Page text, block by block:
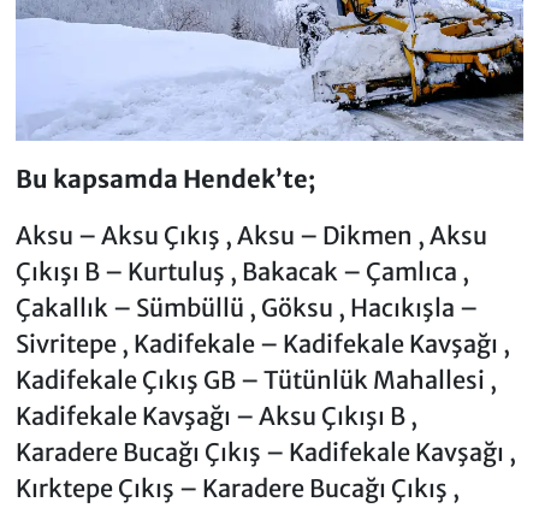
Bu kapsamda Hendek’te;
Aksu – Aksu Çıkış , Aksu – Dikmen , Aksu
Çıkışı B – Kurtuluş , Bakacak – Çamlıca ,
Çakallık – Sümbüllü , Göksu , Hacıkışla –
Sivritepe , Kadifekale – Kadifekale Kavşağı ,
Kadifekale Çıkış GB – Tütünlük Mahallesi ,
Kadifekale Kavşağı – Aksu Çıkışı B ,
Karadere Bucağı Çıkış – Kadifekale Kavşağı ,
Kırktepe Çıkış – Karadere Bucağı Çıkış ,